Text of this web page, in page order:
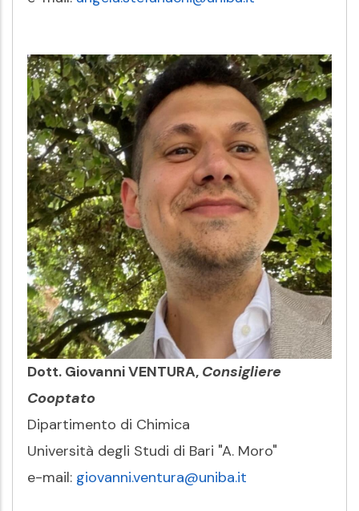
Dott. Giovanni VENTURA, Consigliere
Cooptato
Dipartimento di Chimica
Università degli Studi di Bari "A. Moro"
e-mail: giovanni.ventura@uniba.it